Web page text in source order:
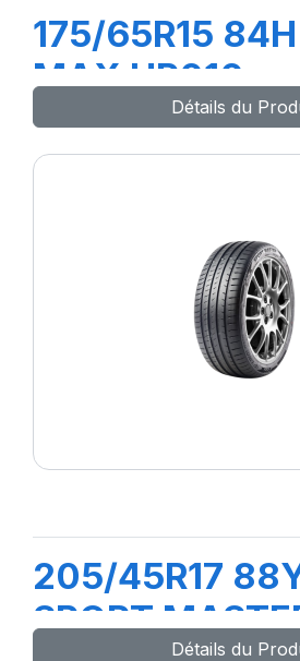
175/65R15 84H
MAX HP010
Détails du
205/45R17
SPORT
Détails du